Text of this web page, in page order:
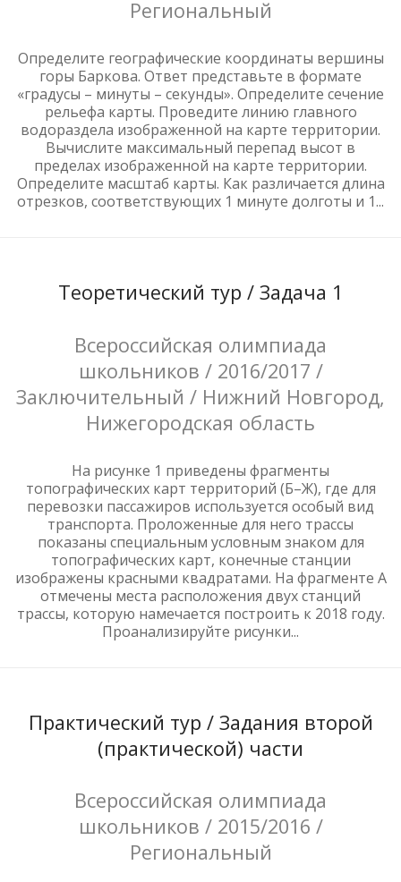
Региональный
Определите географические координаты вершины
горы Баркова. Ответ представьте в формате
«градусы – минуты – секунды». Определите сечение
рельефа карты. Проведите линию главного
водораздела изображенной на карте территории.
Вычислите максимальный перепад высот в
пределах изображенной на карте территории.
Определите масштаб карты. Как различается длина
отрезков, соответствующих 1 минуте долготы и 1...
Теоретический тур / Задача 1
Всероссийская олимпиада
школьников / 2016/2017 /
Заключительный / Нижний Новгород,
Нижегородская область
На рисунке 1 приведены фрагменты
топографических карт территорий (Б–Ж), где для
перевозки пассажиров используется особый вид
транспорта. Проложенные для него трассы
показаны специальным условным знаком для
топографических карт, конечные станции
изображены красными квадратами. На фрагменте А
отмечены места расположения двух станций
трассы, которую намечается построить к 2018 году.
Проанализируйте рисунки...
Практический тур / Задания второй
(практической) части
Всероссийская олимпиада
школьников / 2015/2016 /
Региональный